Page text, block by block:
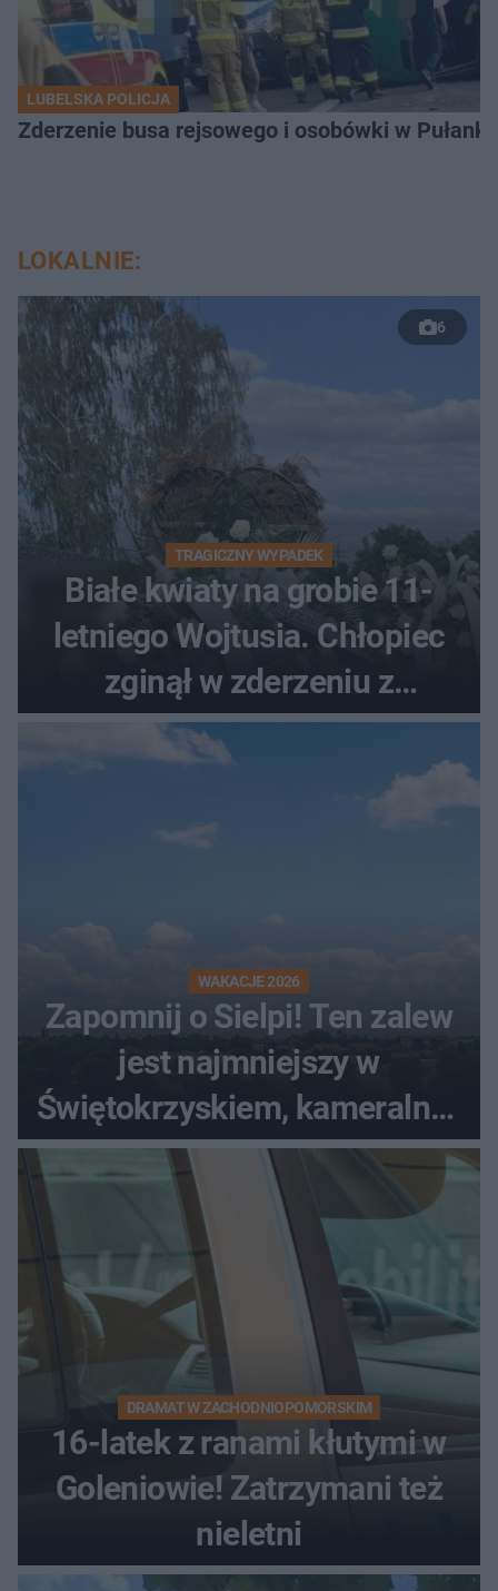
LUBELSKA POLICJA
Zderzenie busa rejsowego i osobówki w
LOKALNIE:
6
TRAGICZNY WYPADEK
Białe kwiaty na grobie 11-
letniego Wojtusia. Chłopiec
zginął w zderzeniu z
kombajnem
WAKACJE 2026
Zapomnij o Sielpi! Ten zalew
jest najmniejszy w
Świętokrzyskiem, kameralny i
bez tłumów
DRAMAT W ZACHODNIOPOMORSKIM
16-latek z ranami kłutymi w
Goleniowie! Zatrzymani też
nieletni